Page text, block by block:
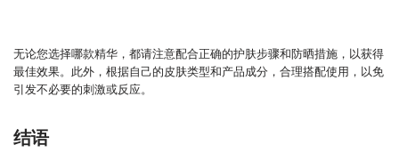
无论您选择哪款精华，都请注意配合正确的护肤步骤和防晒措施，以获得
最佳效果。此外，根据自己的皮肤类型和产品成分，合理搭配使用，以免
引发不必要的刺激或反应。
结语